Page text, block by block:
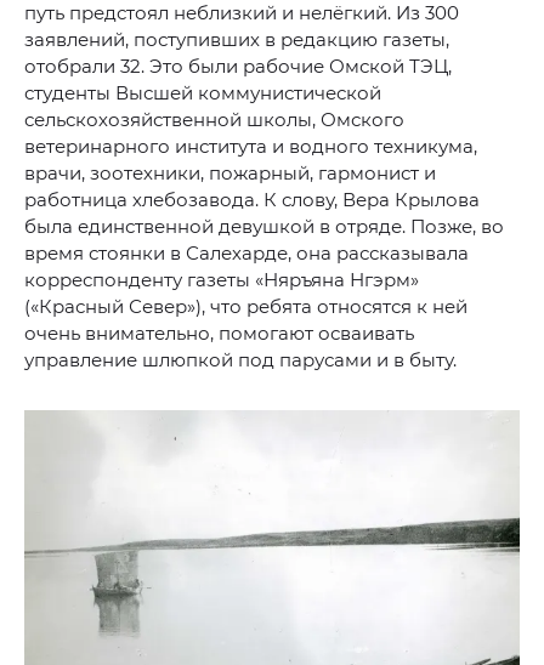
путь предстоял неблизкий и нелёгкий. Из 300
заявлений, поступивших в редакцию газеты,
отобрали 32. Это были рабочие Омской ТЭЦ,
студенты Высшей коммунистической
сельскохозяйственной школы, Омского
ветеринарного института и водного техникума,
врачи, зоотехники, пожарный, гармонист и
работница хлебозавода. К слову, Вера Крылова
была единственной девушкой в отряде. Позже, во
время стоянки в Салехарде, она рассказывала
корреспонденту газеты «Няръяна Нгэрм»
(«Красный Север»), что ребята относятся к ней
очень внимательно, помогают осваивать
управление шлюпкой под парусами и в быту.